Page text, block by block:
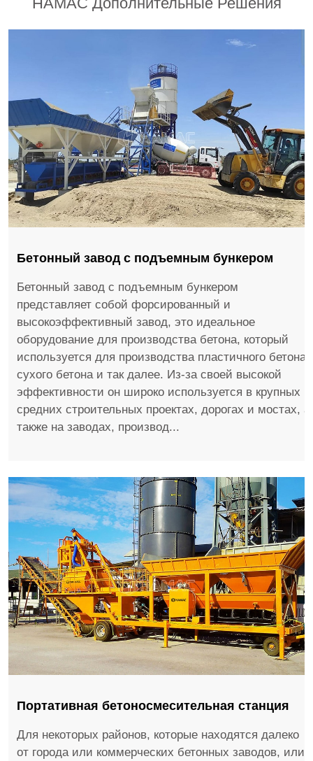
HAMAC Дополнительные Решения
Бетонный завод с подъемным бункером
Бетонный завод с подъемным бункером
представляет собой форсированный и
высокоэффективный завод, это идеальное
оборудование для производства бетона, который
используется для производства пластичного бетона,
сухого бетона и так далее. Из-за своей высокой
эффективности он широко используется в крупных и
средних строительных проектах, дорогах и мостах, а
также на заводах, производ...
Портативная бетоносмесительная станция
Для некоторых районов, которые находятся далеко
от города или коммерческих бетонных заводов, или